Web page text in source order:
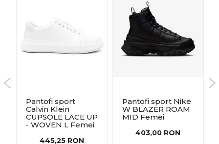
Pantofi sport
Calvin Klein
CUPSOLE LACE UP
- WOVEN L Femei
445,25 RON
Pantofi sport Nike
W BLAZER ROAM
MID Femei
403,00 RON